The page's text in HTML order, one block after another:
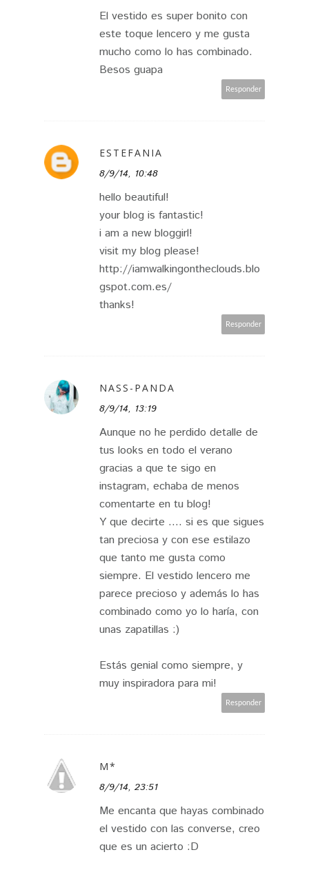
El vestido es super bonito con
este toque lencero y me gusta
mucho como lo has combinado.
Besos guapa
Responder
ESTEFANIA
8/9/14, 10:48
hello beautiful!
your blog is fantastic!
i am a new bloggirl!
visit my blog please!
http://iamwalkingontheclouds.blo
gspot.com.es/
thanks!
Responder
NASS-PANDA
8/9/14, 13:19
Aunque no he perdido detalle de
tus looks en todo el verano
gracias a que te sigo en
instagram, echaba de menos
comentarte en tu blog!
Y que decirte .... si es que sigues
tan preciosa y con ese estilazo
que tanto me gusta como
siempre. El vestido lencero me
parece precioso y además lo has
combinado como yo lo haría, con
unas zapatillas :)
Estás genial como siempre, y
muy inspiradora para mi!
Responder
M*
8/9/14, 23:51
Me encanta que hayas combinado
el vestido con las converse, creo
que es un acierto :D